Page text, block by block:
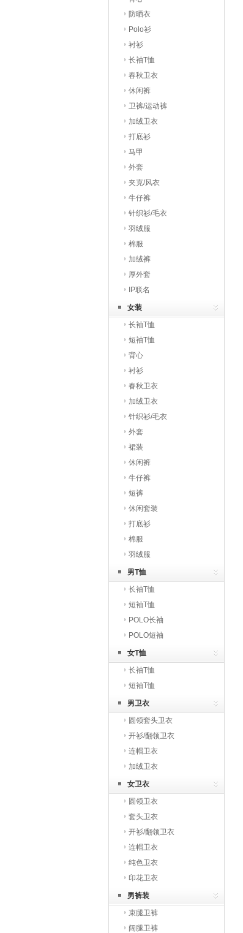
防晒衣
Polo衫
衬衫
长袖T恤
春秋卫衣
休闲裤
卫裤/运动裤
加绒卫衣
打底衫
马甲
外套
夹克/风衣
牛仔裤
针织衫/毛衣
羽绒服
棉服
加绒裤
厚外套
IP联名
女装
长袖T恤
短袖T恤
背心
衬衫
春秋卫衣
加绒卫衣
针织衫/毛衣
外套
裙装
休闲裤
牛仔裤
短裤
休闲套装
打底衫
棉服
羽绒服
男T恤
长袖T恤
短袖T恤
POLO长袖
POLO短袖
女T恤
长袖T恤
短袖T恤
男卫衣
圆领套头卫衣
开衫/翻领卫衣
连帽卫衣
加绒卫衣
女卫衣
圆领卫衣
套头卫衣
开衫/翻领卫衣
连帽卫衣
纯色卫衣
印花卫衣
男裤装
束腿卫裤
阔腿卫裤